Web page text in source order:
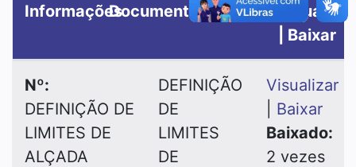
InformaçõesDocumento
Visualizar
| Baixar
Nº:
DEFINIÇÃO DE
LIMITES DE
ALÇADA
DEFINIÇÃO
DE
LIMITES
DE
Visualizar
Baixar
Baixado:
2 vezes